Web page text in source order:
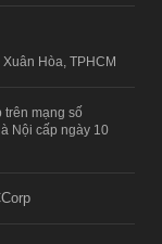
Hòa, TPHCM
trên mạng số
Nội cấp ngày 10